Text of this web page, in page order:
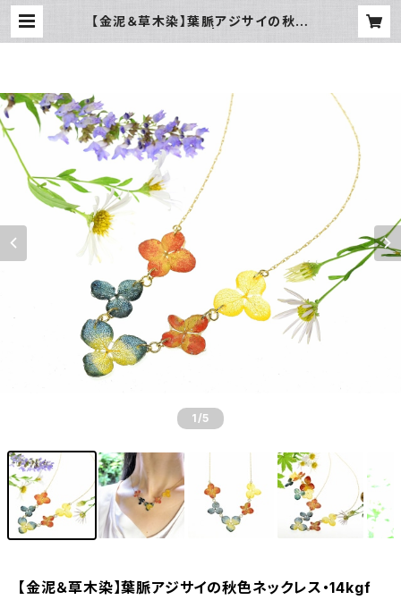
【金泥＆草木染】葉脈アジサイの秋色
1 /5
【金泥＆草木染】葉脈アジサイの秋色ネックレス・14kgf